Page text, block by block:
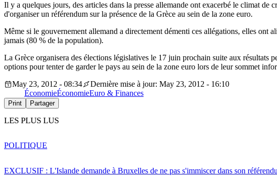
Il y a quelques jours, des articles dans la presse allemande ont exacerbé le climat
d'organiser un référendum sur la présence de la Grèce au sein de la zone euro.
Même si le gouvernement allemand a directement démenti ces allégations, elles ont
jamais (80 % de la population).
La Grèce organisera des élections législatives le 17 juin prochain suite aux résultats
options pour tenter de garder le pays au sein de la zone euro lors de leur sommet
May 23, 2012 - 08:34
Dernière mise à jour: May 23, 2012 - 16:10
ÉconomieÉconomieEuro & Finances
Print Partager
LES PLUS LUS
EXCLUSIF : L'Islande demande à Bruxelles de ne pas s'immiscer dans son
POLITIQUE